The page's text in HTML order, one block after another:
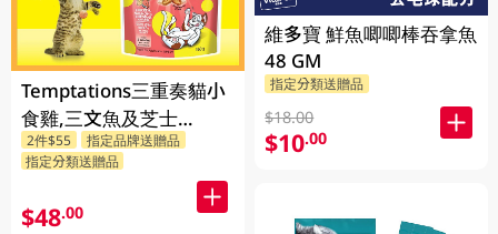
Temptations三重奏貓小
食雞,三文魚及芝士
160GM
2件$55
指定品牌送贈品
指定分類送贈品
$48.00
維多寶 鮮魚唧唧棒吞拿魚
48 GM
指定分類送贈品
$18.00
$10.00